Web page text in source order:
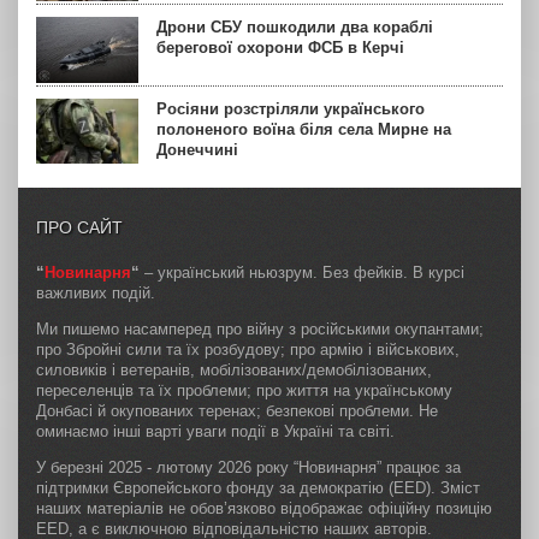
Дрони СБУ пошкодили два кораблі
берегової охорони ФСБ в Керчі
Росіяни розстріляли українського
полоненого воїна біля села Мирне на
Донеччині
ПРО САЙТ
“Новинарня“ – український ньюзрум. Без фейків. В курсі
важливих подій.
Ми пишемо насамперед про війну з російськими окупантами;
про Збройні сили та їх розбудову; про армію і військових,
силовиків і ветеранів, мобілізованих/демобілізованих,
переселенців та їх проблеми; про життя на українському
Донбасі й окупованих теренах; безпекові проблеми. Не
оминаємо інші варті уваги події в Україні та світі.
У березні 2025 - лютому 2026 року “Новинарня” працює за
підтримки Європейського фонду за демократію (EED). Зміст
наших матеріалів не обов’язково відображає офіційну позицію
EED, а є виключною відповідальністю наших авторів.